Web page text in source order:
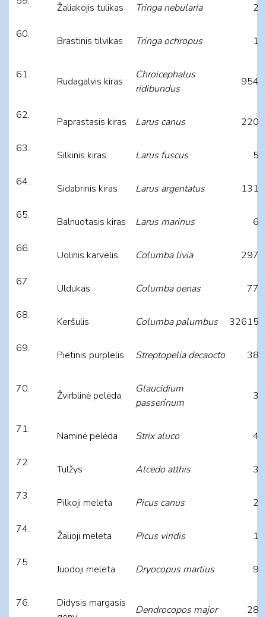
Žaliakojis tulikas Tringa nebularia 2
Brastinis tilvikas Tringa ochropus 1
Rudagalvis kiras
Chroicephalus
ridibundus
954
Paprastasis kiras Larus canus 220
Silkinis kiras Larus fuscus 5
Sidabrinis kiras Larus argentatus 131
Balnuotasis kiras Larus marinus 6
Uolinis karvelis Columba livia 297
Uldukas Columba oenas 77
Keršulis Columba palumbus 32615
Pietinis purplelis Streptopelia decaocto 38
Žvirblinė pelėda
Glaucidium
passerinum
3
Naminė pelėda Strix aluco 4
Tulžys Alcedo atthis 3
Pilkoji meleta Picus canus 2
Žalioji meleta Picus viridis 1
Juodoji meleta Dryocopus martius 9
Didysis margasis
Dendrocopos major 28